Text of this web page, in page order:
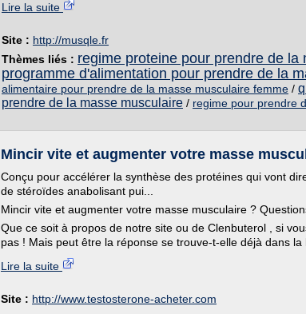
Lire la suite
Site : http://musqle.fr
Thèmes liés : regime proteine pour prendre de la
programme d'alimentation pour prendre de la
alimentaire pour prendre de la masse musculaire femme /
prendre de la masse musculaire / regime pour prendre
Mincir vite et augmenter votre masse
Conçu pour accélérer la synthèse des protéines qui vont
de stéroïdes anabolisant pui...
Mincir vite et augmenter votre masse musculaire ?
Que ce soit à propos de notre site ou de Clenbuterol , si
pas ! Mais peut être la réponse se trouve-t-elle déjà dans la
Lire la suite
Site : http://www.testosterone-acheter.com